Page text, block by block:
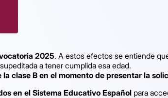
2025. A estos efectos se entiende
a tener cumplida esa edad.
clase B en el momento de presentar la
en el Sistema Educativo Español para